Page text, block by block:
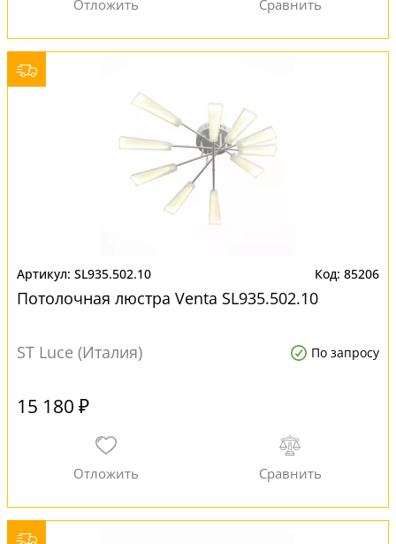
SL935.502.10 85206
Потолочная люстра Venta SL935.502.10
ST Luce (Италия) По запросу
15 180 ₽